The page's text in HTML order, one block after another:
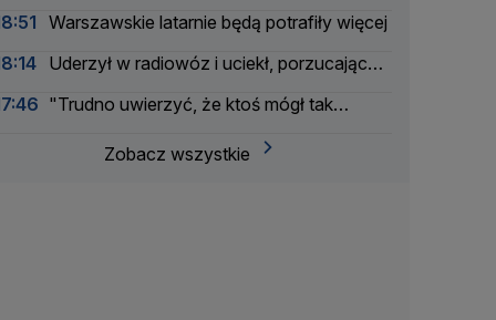
Warszawskie latarnie będą potrafiły więcej
Uderzył w radiowóz i uciekł, porzucając
"Trudno uwierzyć, że ktoś mógł tak
Zobacz wszystkie